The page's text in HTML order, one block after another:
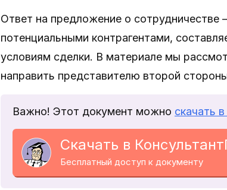
Ответ на предложение о
потенциальными контрагентами,
условиям сделки. В материале мы
направить представителю второй
Важно! Этот документ можно скачать
Скачать в
Бесплатный доступ к документу